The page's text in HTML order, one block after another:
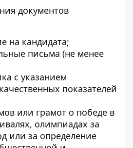
документов
на кандидата;
письма (не менее
с указанием
показателей
или грамот о победе в
олимпиадах за
или за определение